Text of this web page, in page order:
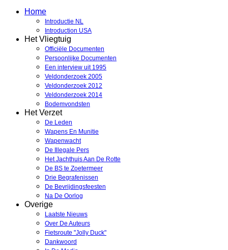
Home
Introductie NL
Introduction USA
Het Vliegtuig
Officiële Documenten
Persoonlijke Documenten
Een interview uit 1995
Veldonderzoek 2005
Veldonderzoek 2012
Veldonderzoek 2014
Bodemvondsten
Het Verzet
De Leden
Wapens En Munitie
Wapenwacht
De Illegale Pers
Het Jachthuis Aan De Rotte
De BS te Zoetermeer
Drie Begrafenissen
De Bevrijdingsfeesten
Na De Oorlog
Overige
Laatste Nieuws
Over De Auteurs
Fietsroute "Jolly Duck"
Dankwoord